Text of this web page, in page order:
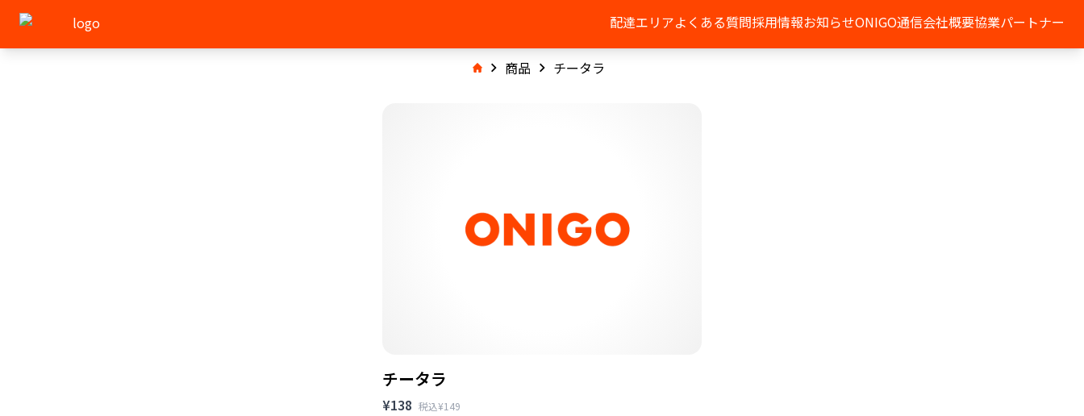
配達エリアよくある質問採用情報お知らせONIGO通信会社概要協業パートナー
商品 チータラ
チータラ
¥138 税込¥149